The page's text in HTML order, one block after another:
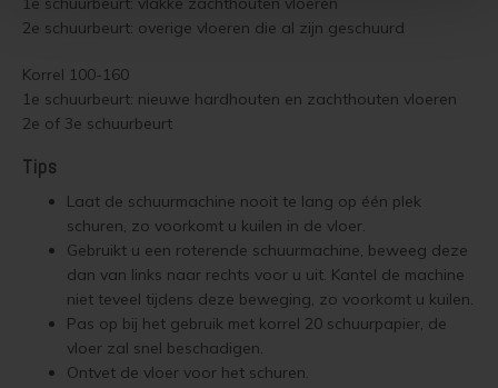
Steigerhout verven
Vurenhout behandelen
Vurenhout olien
Vurenhout beitsen
Vurenhout verven
Kozijnen verven
Olympic Water Repellent Oil Stain Overschilderen
2e schuurbeurt: overige vloeren die al zijn geschuurd
Korrel 100-160
1e schuurbeurt: nieuwe hardhouten en zachthouten vloeren
2e of 3e schuurbeurt
Tips
Laat de schuurmachine nooit te lang op één plek
schuren, zo voorkomt u kuilen in de vloer.
Gebruikt u een roterende schuurmachine, beweeg deze
dan van links naar rechts voor u uit. Kantel de machine
niet teveel tijdens deze beweging, zo voorkomt u kuilen.
Pas op bij het gebruik met korrel 20 schuurpapier, de
vloer zal snel beschadigen.
Ontvet de vloer voor het schuren.